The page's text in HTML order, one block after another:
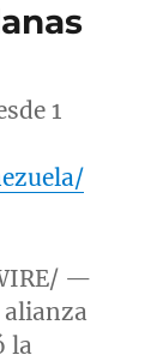
1
—
alianza
la